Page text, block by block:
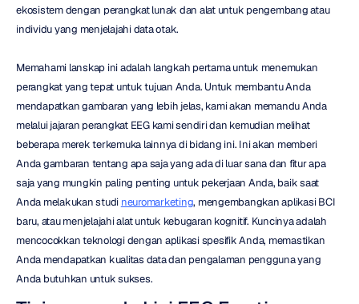
ekosistem dengan perangkat lunak dan alat untuk pengembang atau
individu yang menjelajahi data otak.
Memahami lanskap ini adalah langkah pertama untuk menemukan
perangkat yang tepat untuk tujuan Anda. Untuk membantu Anda
mendapatkan gambaran yang lebih jelas, kami akan memandu Anda
melalui jajaran perangkat EEG kami sendiri dan kemudian melihat
beberapa merek terkemuka lainnya di bidang ini. Ini akan memberi
Anda gambaran tentang apa saja yang ada di luar sana dan fitur apa
saja yang mungkin paling penting untuk pekerjaan Anda, baik saat
Anda melakukan studi neuromarketing, mengembangkan aplikasi BCI
baru, atau menjelajahi alat untuk kebugaran kognitif. Kuncinya adalah
mencocokkan teknologi dengan aplikasi spesifik Anda, memastikan
Anda mendapatkan kualitas data dan pengalaman pengguna yang
Anda butuhkan untuk sukses.